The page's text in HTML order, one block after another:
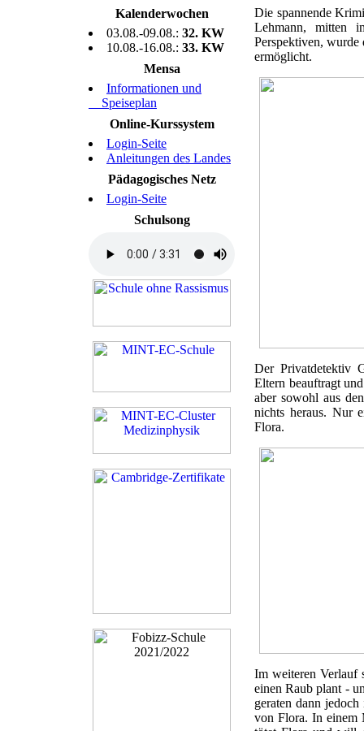
Kalenderwochen
03.08.-09.08.: 32. KW
10.08.-16.08.: 33. KW
Mensa
Informationen und
Speiseplan
Online-Kurssystem
Login-Seite
Anleitungen des Landes
Pädagogisches Netz
Login-Seite
Schulsong
Die spannende
Lehmann, mitten
Perspektiven, wurde
ermöglicht.
Der Privatdetektiv
Eltern beauftragt
aber sowohl aus
nichts heraus. Nur
Flora.
Im weiteren Verlauf
einen Raub plant -
geraten dann
von Flora. In einem